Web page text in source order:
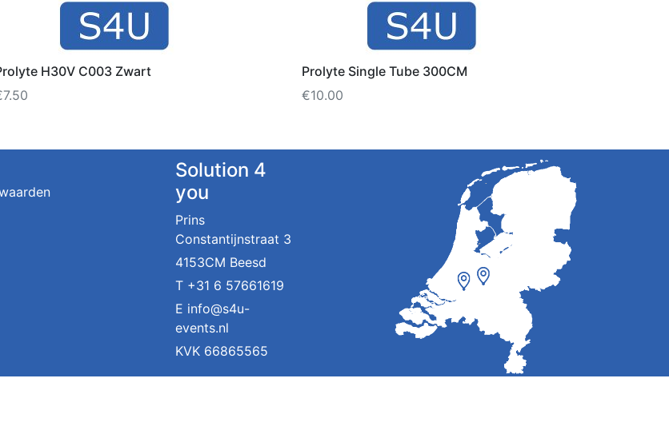
H30V C003 Zwart
7.50
Prolyte Single Tube 300CM
€10.00
Solution 4
you
Prins
Constantijnstraat 3
4153CM Beesd
T +31 6 57661619
E info@s4u-
events.nl
KVK 66865565